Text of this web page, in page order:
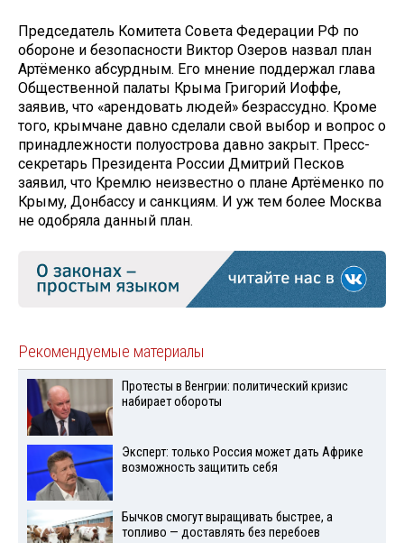
Председатель Комитета Совета Федерации РФ по
обороне и безопасности Виктор Озеров назвал план
Артёменко абсурдным. Его мнение поддержал глава
Общественной палаты Крыма Григорий Иоффе,
заявив, что «арендовать людей» безрассудно. Кроме
того, крымчане давно сделали свой выбор и вопрос о
принадлежности полуострова давно закрыт. Пресс-
секретарь Президента России Дмитрий Песков
заявил, что Кремлю неизвестно о плане Артёменко по
Крыму, Донбассу и санкциям. И уж тем более Москва
не одобряла данный план.
Рекомендуемые материалы
Протесты в Венгрии: политический кризис
набирает обороты
Эксперт: только Россия может дать Африке
возможность защитить себя
Бычков смогут выращивать быстрее, а
топливо — доставлять без перебоев